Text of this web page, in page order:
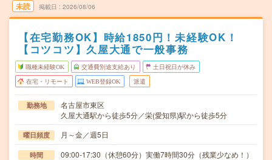
未読 掲載日 2026/08/06
【在宅勤務OK】時給1850円！未経験OK！
【コツコツ】久屋大通で一般事務
職種未経験OK 交通費別途支給あり 土日祝日が休み
在宅・リモート WEB登録OK 派遣
勤務地
名古屋市東区
久屋大通駅から徒歩5分／栄(愛知県)駅から徒歩5分
曜日頻度 月～金／週5日
時間 09:00-17:30（休憩60分）実働7時間30分（残業少なめ！）